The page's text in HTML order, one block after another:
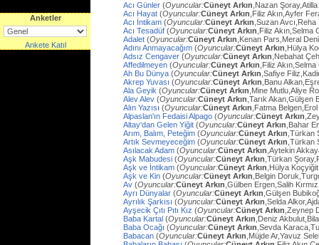
Anketler
Ankete Katıl
Acı Günler (Oyuncular:Cüneyt Arkın ,Nazan
Acı Hayat (Oyuncular:Cüneyt Arkın ,Filiz Akın,Ayfer
Acı İntikam (Oyuncular:Cüneyt Arkın ,Suzan
Acı Tesadüf (Oyuncular:Cüneyt Arkın ,Filiz Akın,Selma
Adalet (Oyuncular:Cüneyt Arkın ,Kenan Pars,Meral
Adını Anmayacağım (Oyuncular:Cüneyt Arkın ,Hülya
Adsız Cengaver (Oyuncular:Cüneyt Arkın ,Nebahat
Affedilmeyen (Oyuncular:Cüneyt Arkın ,Filiz
Ah Bu Dünya (Oyuncular:Cüneyt Arkın ,Safiye
Akrep Yuvası (Oyuncular:Cüneyt Arkın ,Banu
Ala Geyik (Oyuncular:Cüneyt Arkın ,Mine Mutlu,Aliye
Alev Alev (Oyuncular:Cüneyt Arkın ,Tarık Akan,Gülşen
Alın Yazısı (Oyuncular:Cüneyt Arkın ,Fatma
Alpaslan'ın Fedaisi Alpago (Oyuncular:Cüneyt Arkın
Altay'dan Gelen Yiğit (Oyuncular:Cüneyt Arkın ,Bahar
Arım, Balım, Peteğim (Oyuncular:Cüneyt Arkın ,Türkan
Artık Sevmeyeceğim (Oyuncular:Cüneyt Arkın ,Türkan
Asılacak Adam (Oyuncular:Cüneyt Arkın ,Aytekin
Aşk Mabudesi (Oyuncular:Cüneyt Arkın ,Türkan
Aşk ve İntikam (Oyuncular:Cüneyt Arkın ,Hülya
Aşk ve Kin (Oyuncular:Cüneyt Arkın ,Belgin
Av (Oyuncular:Cüneyt Arkın ,Gülben Ergen,Salih
Ayrı Dünyalar (Oyuncular:Cüneyt Arkın ,Gülşen
Ayrılık Şarkısı (Oyuncular:Cüneyt Arkın ,Selda
Ayşecik Çıtı Pıtı Kız (Oyuncular:Cüneyt Arkın ,Zeynep
Baba Kartal (Oyuncular:Cüneyt Arkın ,Deniz
Baba Ocağı (Oyuncular:Cüneyt Arkın ,Sevda
Babacan (Oyuncular:Cüneyt Arkın ,Müjde Ar,Yavuz